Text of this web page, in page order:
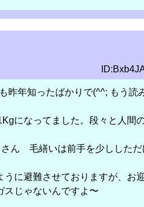
昨年知ったばかりで(^^; もう読
になってました。段々と人間
ん 毛繕いは前手を少ししただ
うに避難させておりますが、お
スじゃないんですよ〜